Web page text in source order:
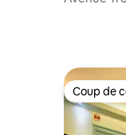
Coup de
Coup de